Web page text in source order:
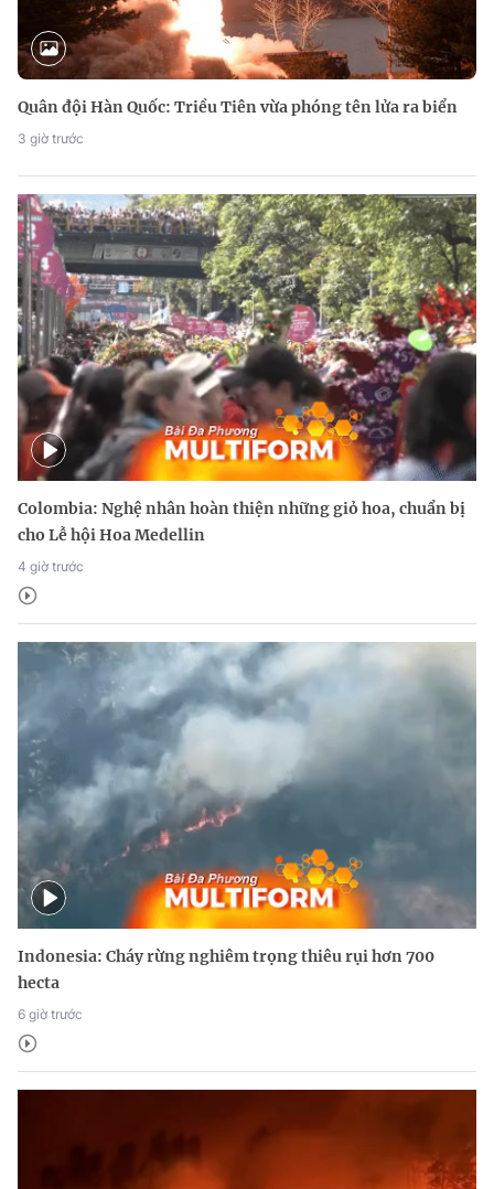
Quân đội Hàn Quốc: Triều Tiên vừa phóng tên lửa ra biển
3 giờ trước
Colombia: Nghệ nhân hoàn thiện những giỏ hoa, chuẩn bị
cho Lễ hội Hoa Medellin
4 giờ trước
Indonesia: Cháy rừng nghiêm trọng thiêu rụi hơn 700
hecta
6 giờ trước